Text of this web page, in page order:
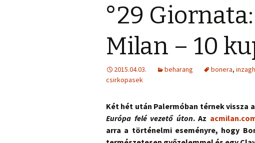
°29
Milan – 10
2015.04.03. beharang bonera,
csirkopasek
Két hét után Palermóban térnek vissza
Európa felé vezető úton. Az
arra a történelmi eseményre, hogy